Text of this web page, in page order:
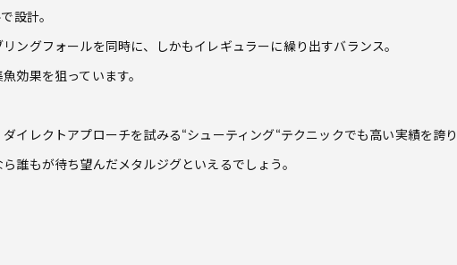
設計。
ングフォールを同時に、しかもイレギュラーに繰り出すバランス。
効果を狙っています。
イレクトアプローチを試みる“シューティング“テクニックでも高い実績を誇り
誰もが待ち望んだメタルジグといえるでしょう。